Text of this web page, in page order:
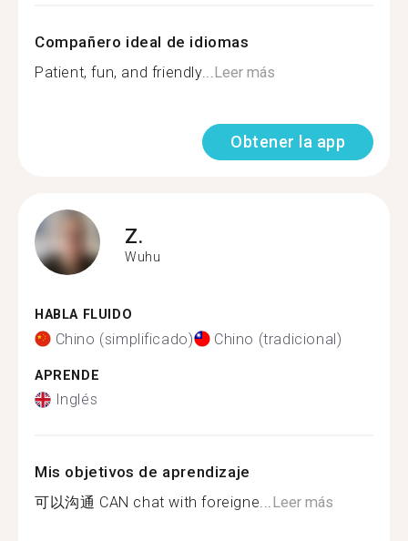
Compañero ideal de idiomas
Patient, fun, and friendly...Leer más
Obtener la app
Z.
Wuhu
HABLA FLUIDO
Chino (simplificado) Chino (tradicional)
APRENDE
Inglés
Mis objetivos de aprendizaje
可以沟通 CAN chat with foreigne...Leer más